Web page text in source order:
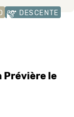
DESCENTE
Prévière le